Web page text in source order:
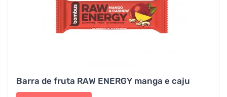
Barra de fruta RAW ENERGY manga e caju